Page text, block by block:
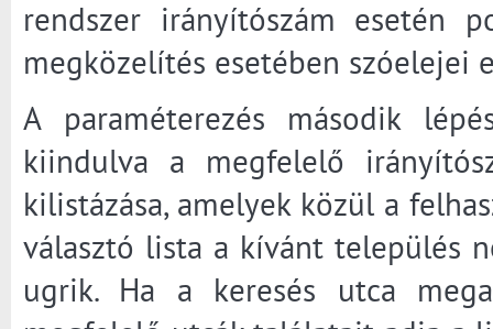
rendszer irányítószám esetén
megközelítés esetében szóelejei
A paraméterezés második
kiindulva a megfelelő
kilistázása, amelyek közül a
választó lista a kívánt település
ugrik. Ha a keresés utca